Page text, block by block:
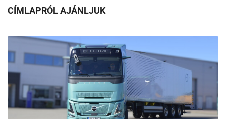
CÍMLAPRÓL AJÁNLJUK